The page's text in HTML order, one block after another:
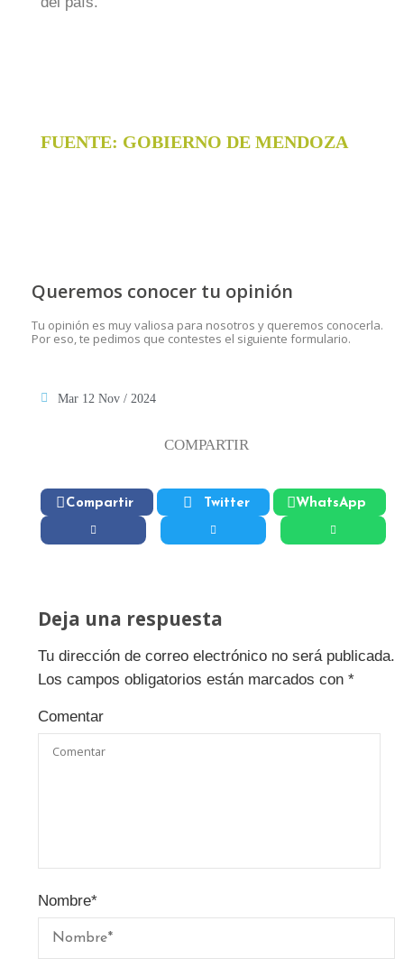
FUENTE: GOBIERNO DE MENDOZA
Queremos conocer tu opinión
Tu opinión es muy valiosa para nosotros y queremos conocerla.
Por eso, te pedimos que contestes el siguiente formulario.
Mar 12 Nov / 2024
COMPARTIR
Compartir Twitter WhatsApp
Deja una respuesta
Tu dirección de correo electrónico no será publicada.
Los campos obligatorios están marcados con *
Comentar
Nombre*